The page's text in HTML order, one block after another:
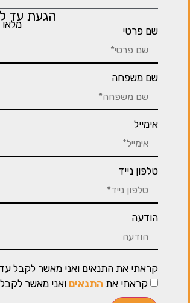
הגעת עד
שם פרטי
שם משפחה
אימייל
טלפון נייד
הודעה
קראתי את התנאים ואני מאשר לקבל
קראתי את התנאים ואני מאשר